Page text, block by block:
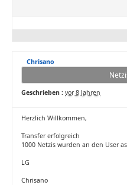
Chrisano
Geschrieben : vor 8 Jahren
Herzlich Willkommen,
Transfer erfolgreich
1000 Netzis wurden an den User
LG
Chrisano